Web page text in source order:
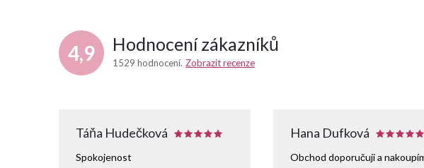
4,9 Hodnocení zákazníků
1529 hodnocení Zobrazit recenze
Táňa Hudečková
Spokojenost
Hana Dufková
Obchod doporučuji a